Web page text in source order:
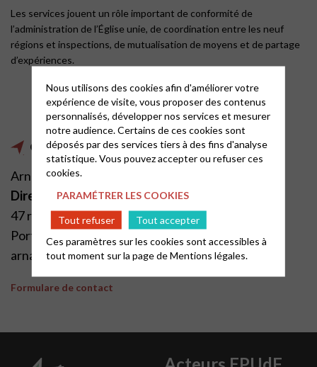
Les services jouent un rôle important de conformité de
l’administration de l’Église unie, de coordination entre les neuf
régions et inspections, de mutualisation de moyens et de partage
d’expériences.
Contact
ArnaudLATSCHA
Directeur des Services
47 rue de Clichy, 75009 PARIS, France
Port. + 33 (0)6 86 07 40 87
arnaud.latscha@epudf.org
Formulare de contact
Nous utilisons des cookies afin d'améliorer votre
expérience de visite, vous proposer des contenus
personnalisés, développer nos services et mesurer
notre audience. Certains de ces cookies sont
déposés par des services tiers à des fins d'analyse
statistique. Vous pouvez accepter ou refuser ces
cookies.
PARAMÉTRER LES COOKIES
Tout refuser
Tout accepter
Ces paramètres sur les cookies sont accessibles à
tout moment sur la page deMentions légales.